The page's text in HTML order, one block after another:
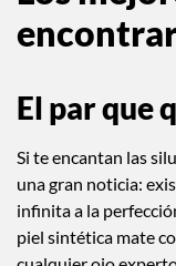
puedes usar todos
El par que
Si te encantan las